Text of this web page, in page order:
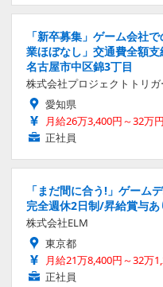
「新卒募集」ゲーム会社
業ほぼなし」交通費全額
名古屋市中区錦3丁目
株式会社プロジェクトトリガ
愛知県
月給26万3,400円～32万円
正社員
「まだ間に合う!」ゲー
完全週休2日制/昇給賞与
株式会社ELM
東京都
月給21万8,400円～32万
正社員